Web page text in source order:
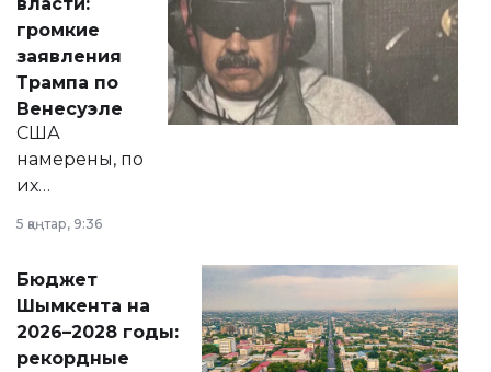
реформах до
вопросов армии,
экономики и
личного здоровья.
громкие
заявления
Трампа по
Венесуэле
США
намерены, по
их
принести
народу
Венесуэлы.
5 қаңтар, 9:36
Бюджет
Шымкента на
2026–2028 годы:
рекордные